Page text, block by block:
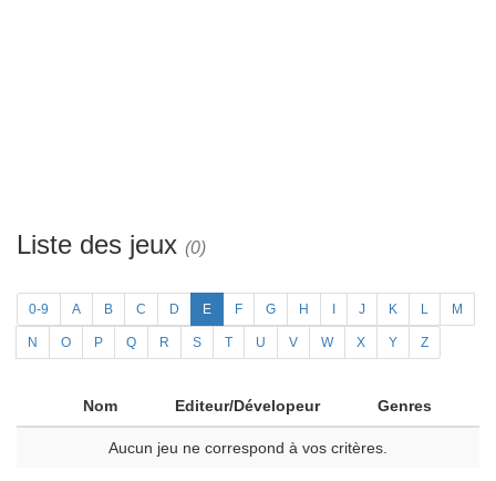
Liste des jeux (0)
0-9 A B C D E F G H J K L M
N O P Q R S T U V W X Y Z
Nom Editeur/Dévelopeur Genres
Aucun jeu ne correspond à vos critères.